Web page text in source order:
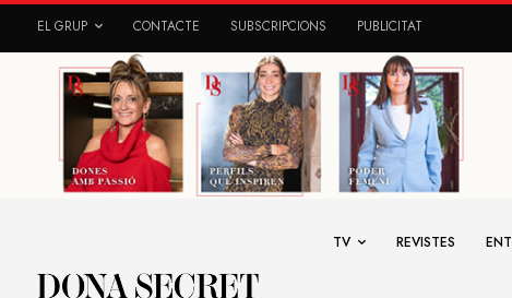
EL GRUP CONTACTE SUBSCRIPCIONS PUBLICITAT
TV REVISTES